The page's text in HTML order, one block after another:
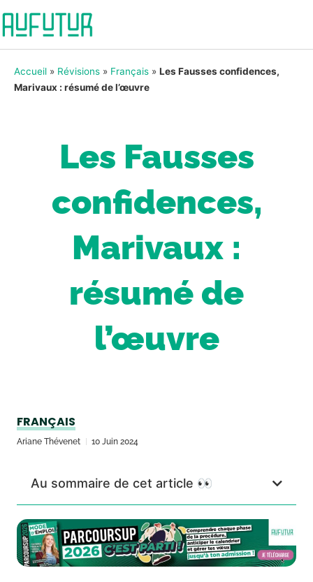
Accueil » Révisions » Français » Les Fausses confidences,
Marivaux : résumé de l’œuvre
Les Fausses
confidences,
Marivaux :
résumé de
l’œuvre
FRANÇAIS
Ariane Thévenet 10 Juin 2024
Au sommaire de cet article 👀